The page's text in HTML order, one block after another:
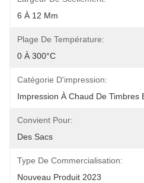
6 À 12 Mm
Plage De Température:
0 À 300°C
Catégorie D'impression:
Impression À Chaud De Timbres
Convient Pour:
Des Sacs
Type De Commercialisation:
Nouveau Produit 2023